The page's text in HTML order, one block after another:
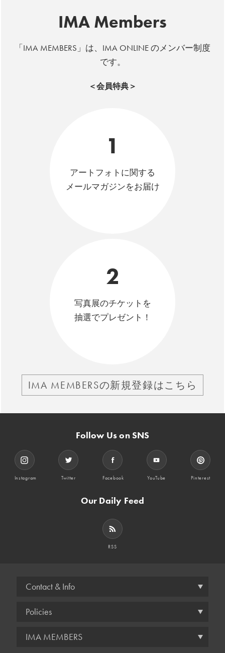
IMA Members
「IMA MEMBERS」は、IMA ONLINE のメンバー制度
です。
＜会員特典＞
1
アートフォトに関する
メールマガジンをお届け
2
写真展のチケットを
抽選でプレゼント！
IMA MEMBERSの新規登録はこちら
Follow Us on SNS
Instagram Twitter Facebook YouTube Pinterest
Our Daily Feed
RSS
Contact & Info
Policies
IMA MEMBERS